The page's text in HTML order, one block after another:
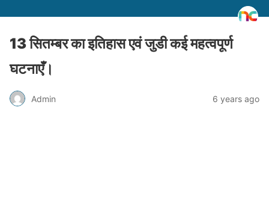
13 सितम्बर का इतिहास एवं जुडी कई महत्वपूर्ण
घटनाएँ।
Admin 6 years ago